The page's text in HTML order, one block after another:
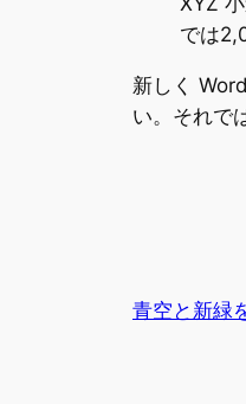
では
新しく
い。それで
青空と新緑